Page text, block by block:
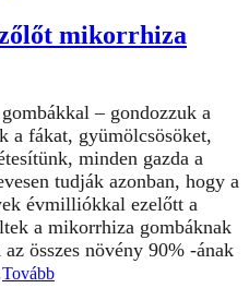
mikorrhiza
– gondozzuk a
a fákat, gyümölcsösöket,
minden gazda a
tudják azonban, hogy a
évmilliókkal ezelőtt a
a mikorrhiza gombáknak
összes növény 90% -ának
Tovább